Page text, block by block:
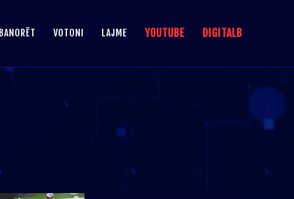
BANORËT VOTONI LAJME YOUTUBE DIGITALB